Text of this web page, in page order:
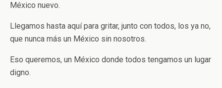
México nuevo.
Llegamos hasta aquí para gritar, junto con todos, los ya no,
que nunca más un México sin nosotros.
Eso queremos, un México donde todos tengamos un lugar
digno.